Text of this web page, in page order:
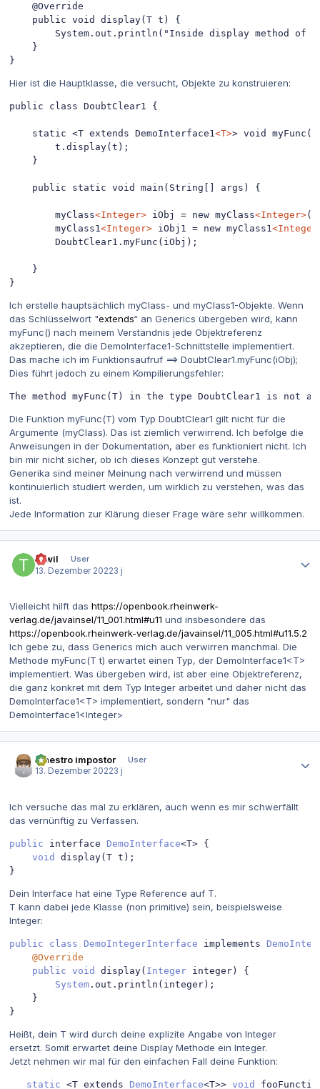
    @Override
    public void display(T t) {
System.out.println("Inside display method of
    }
}
Hier ist die Hauptklasse, die versucht, Objekte zu konstruieren:
public class DoubtClear1 {
    static <T extends DemoInterface1
<T>> void
        t.display(t);
    }
    public static void main(String[] args) {
        myClass
<Integer> iObj = new myClass<Integer>
        myClass1
<Integer> iObj1 = new myClass1
        DoubtClear1.myFunc(iObj);
    }
}
Ich erstelle hauptsächlich myClass- und myClass1-Objekte. Wenn
das Schlüsselwort "extends“ an Generics übergeben wird, kann
myFunc() nach meinem Verständnis jede Objektreferenz
akzeptieren, die die DemoInterface1-Schnittstelle implementiert.
Das mache ich im Funktionsaufruf ==> DoubtClear1.myFunc(iObj);
Dies führt jedoch zu einem Kompilierungsfehler:
The method myFunc(T) in the type DoubtClear1 is not
Die Funktion myFunc(T) vom Typ DoubtClear1 gilt nicht für die
Argumente (myClass). Das ist ziemlich verwirrend. Ich befolge die
Anweisungen in der Dokumentation, aber es funktioniert nicht. Ich
bin mir nicht sicher, ob ich dieses Konzept gut verstehe.
Generika sind meiner Meinung nach verwirrend und müssen
kontinuierlich studiert werden, um wirklich zu verstehen, was das
ist.
Jede Information zur Klärung dieser Frage wäre sehr willkommen.
Tiwil
User
13. Dezember 20223 j
Vielleicht hilft das https://openbook.rheinwerk-
verlag.de/javainsel/11_001.html#u11 und insbesondere das
https://openbook.rheinwerk-verlag.de/javainsel/11_005.html#u11.5.2
Ich gebe zu, dass Generics mich auch verwirren manchmal. Die
Methode myFunc(T t) erwartet einen Typ, der DemoInterface1<T>
implementiert. Was übergeben wird, ist aber eine Objektreferenz,
die ganz konkret mit dem Typ Integer arbeitet und daher nicht das
DemoInterface1<T> implementiert, sondern "nur" das
DemoInterface1<Integer>
maestro impostor
User
13. Dezember 20223 j
Ich versuche das mal zu erklären, auch wenn es mir schwerfällt
das vernünftig zu Verfassen.
public interface DemoInterface<T> {
void
display( T t );
}
Dein Interface hat eine Type Reference auf T.
T kann dabei jede Klasse (non primitive) sein, beispielsweise
Integer:
public class DemoIntegerInterface implements
@Override
public void display( Integer integer )
{
System . out . println ( integer );
}
}
Heißt, dein T wird durch deine explizite Angabe von Integer
ersetzt. Somit erwartet deine Display Methode ein Integer.
Jetzt nehmen wir mal für den einfachen Fall deine Funktion:
static <T extends DemoInterface<T>> void